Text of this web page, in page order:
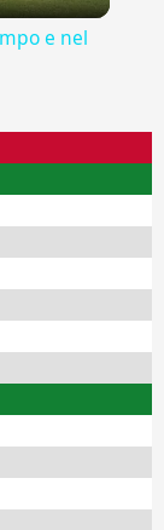
e nel